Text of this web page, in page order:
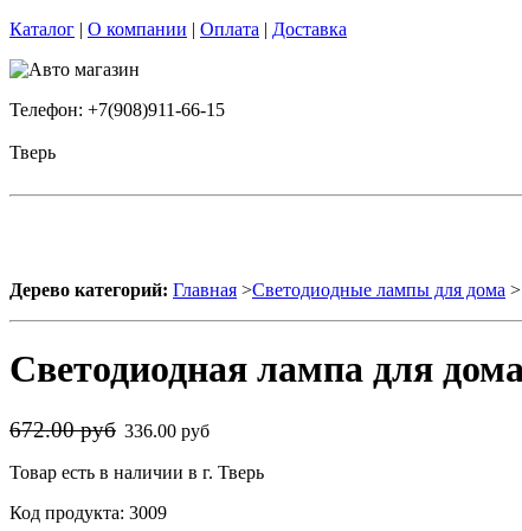
Каталог | О компании | Оплата | Доставка
Телефон: +7(908)911-66-15
Тверь
Дерево категорий: Главная >Светодиодные лампы для дома
Светодиодная лампа для
672.00 руб 336.00 руб
Товар есть в наличии в г. Тверь
Код продукта: 3009